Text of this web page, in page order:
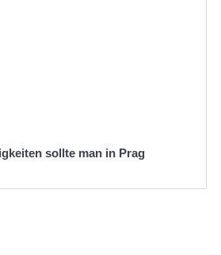
sollte man in Prag